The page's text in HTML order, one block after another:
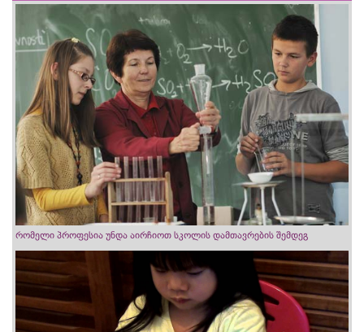
რომელი პროფესია უნდა აირჩიოთ სკოლის დამთავრების შემდეგ